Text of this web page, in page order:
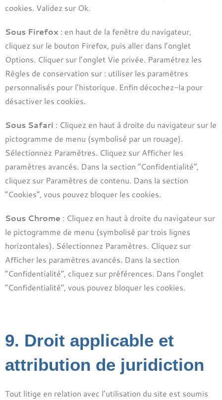
cookies. Validez sur Ok.
Sous Firefox : en haut de la fenêtre du navigateur,
cliquez sur le bouton Firefox, puis aller dans l’onglet
Options. Cliquer sur l’onglet Vie privée. Paramétrez les
Règles de conservation sur : utiliser les paramètres
personnalisés pour l’historique. Enfin décochez-la pour
désactiver les cookies.
Sous Safari : Cliquez en haut à droite du navigateur sur le
pictogramme de menu (symbolisé par un rouage).
Sélectionnez Paramètres. Cliquez sur Afficher les
paramètres avancés. Dans la section “Confidentialité”,
cliquez sur Paramètres de contenu. Dans la section
“Cookies”, vous pouvez bloquer les cookies.
Sous Chrome : Cliquez en haut à droite du navigateur sur
le pictogramme de menu (symbolisé par trois lignes
horizontales). Sélectionnez Paramètres. Cliquez sur
Afficher les paramètres avancés. Dans la section
“Confidentialité”, cliquez sur préférences. Dans l’onglet
“Confidentialité”, vous pouvez bloquer les cookies.
9. Droit applicable et
attribution de juridiction
Tout litige en relation avec l’utilisation du site est soumis